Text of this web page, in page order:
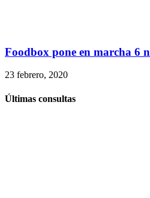
Foodbox pone en marcha 6
23 febrero, 2020
Últimas consultas